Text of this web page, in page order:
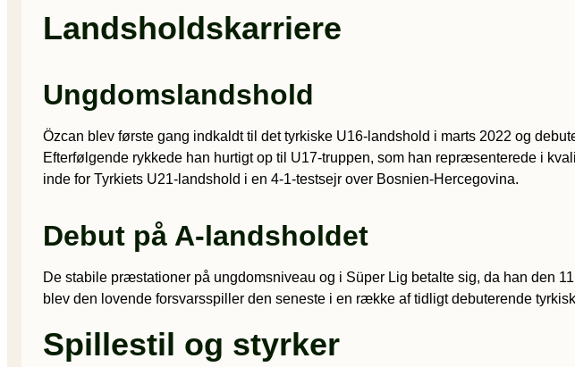
Landsholdskarriere
Ungdomslandshold
Özcan blev første gang indkaldt til det tyrkiske U16-landshold i marts 2022 og
Efterfølgende rykkede han hurtigt op til U17-truppen, som han repræsenterede i
inde for Tyrkiets U21-landshold i en 4-1-testsejr over Bosnien-Hercegovina.
Debut på A-landsholdet
De stabile præstationer på ungdomsniveau og i Süper Lig betalte sig, da han den
blev den lovende forsvarsspiller den seneste i en række af tidligt debuterende
Spillestil og styrker